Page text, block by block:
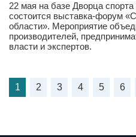
22 мая на базе Дворца
состоится выставка-форум
области». Мероприятие
производителей,
власти и экспертов.
1 2 3 4 5 6